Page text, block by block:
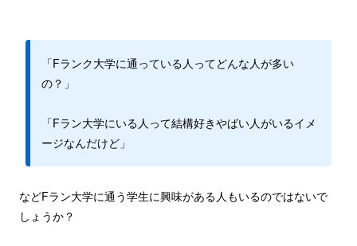
「Fランク大学に通っている人ってどんな人が多い
の？」
「Fラン大学にいる人って結構好きやばい人がいるイメ
ージなんだけど」
などFラン大学に通う学生に興味がある人もいるのではないで
しょうか？